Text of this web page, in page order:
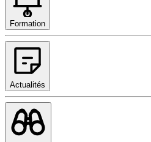
Formation
Actualités